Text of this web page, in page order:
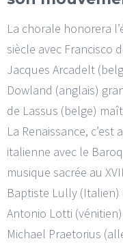
La chorale honorera
siècle avec Francisco
Jacques Arcadelt
Dowland (anglais)
de Lassus (belge)
La Renaissance, c’est
italienne avec le
musique sacrée au
Baptiste Lully (Italien)
Antonio Lotti
Michael Praetorius